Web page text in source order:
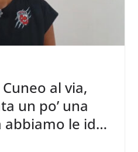
al via,
un po’ una
le idee
fare”